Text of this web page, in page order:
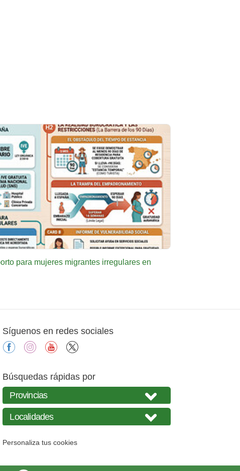
para mujeres migrantes irregulares en
Síguenos en redes sociales
facebookinstagramyoutube
Búsquedas rápidas por
Personaliza tus cookies